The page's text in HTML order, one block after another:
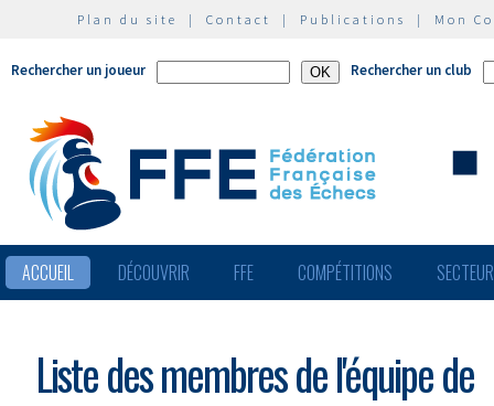
Plan du site | Contact | Publications | Mon
Rechercher un joueur Rechercher un club
ACCUEIL DÉCOUVRIR FFE COMPÉTITIONS
Liste des membres de l'équipe de